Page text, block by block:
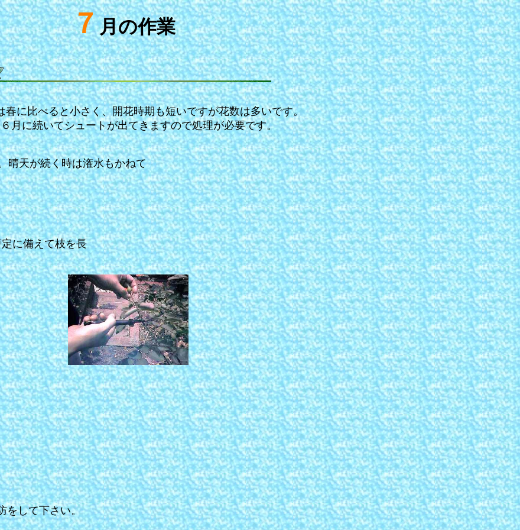
７月の作業
に比べると小さく、開花時期も短いですが花数は多いです。
月に続いてシュートが出てきますので処理が必要です。
天が続く時は潅水もかねて
に備えて枝を長
して下さい。